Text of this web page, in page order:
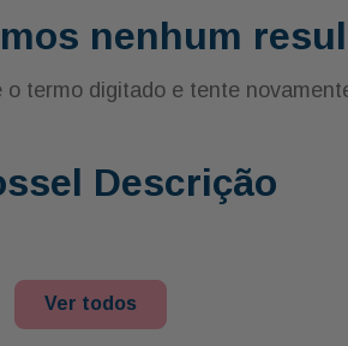
nenhum
o termo digitado e tente
Descrição
Ver todos